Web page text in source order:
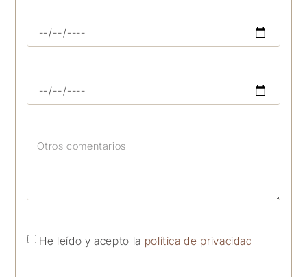
He leído y acepto la política de privacidad